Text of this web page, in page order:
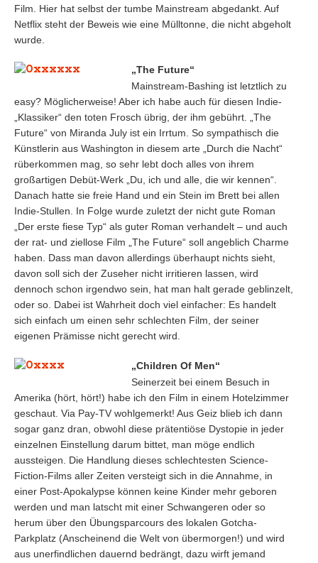
Film. Hier hat selbst der tumbe Mainstream abgedankt. Auf
Netflix steht der Beweis wie eine Mülltonne, die nicht abgeholt
wurde.
„The Future“
Mainstream-Bashing ist letztlich zu
easy? Möglicherweise! Aber ich habe auch für diesen Indie-
„Klassiker“ den toten Frosch übrig, der ihm gebührt. „The
Future“ von Miranda July ist ein Irrtum. So sympathisch die
Künstlerin aus Washington in diesem arte „Durch die Nacht“
rüberkommen mag, so sehr lebt doch alles von ihrem
großartigen Debüt-Werk „Du, ich und alle, die wir kennen“.
Danach hatte sie freie Hand und ein Stein im Brett bei allen
Indie-Stullen. In Folge wurde zuletzt der nicht gute Roman
„Der erste fiese Typ“ als guter Roman verhandelt – und auch
der rat- und ziellose Film „The Future“ soll angeblich Charme
haben. Dass man davon allerdings überhaupt nichts sieht,
davon soll sich der Zuseher nicht irritieren lassen, wird
dennoch schon irgendwo sein, hat man halt gerade geblinzelt,
oder so. Dabei ist Wahrheit doch viel einfacher: Es handelt
sich einfach um einen sehr schlechten Film, der seiner
eigenen Prämisse nicht gerecht wird.
„Children Of Men“
Seinerzeit bei einem Besuch in
Amerika (hört, hört!) habe ich den Film in einem Hotelzimmer
geschaut. Via Pay-TV wohlgemerkt! Aus Geiz blieb ich dann
sogar ganz dran, obwohl diese prätentiöse Dystopie in jeder
einzelnen Einstellung darum bittet, man möge endlich
aussteigen. Die Handlung dieses schlechtesten Science-
Fiction-Films aller Zeiten versteigt sich in die Annahme, in
einer Post-Apokalypse können keine Kinder mehr geboren
werden und man latscht mit einer Schwangeren oder so
herum über den Übungsparcours des lokalen Gotcha-
Parkplatz (Anscheinend die Welt von übermorgen!) und wird
aus unerfindlichen dauernd bedrängt, dazu wirft jemand